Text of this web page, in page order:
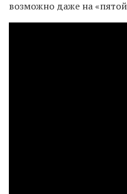
возможно даже на «пятой